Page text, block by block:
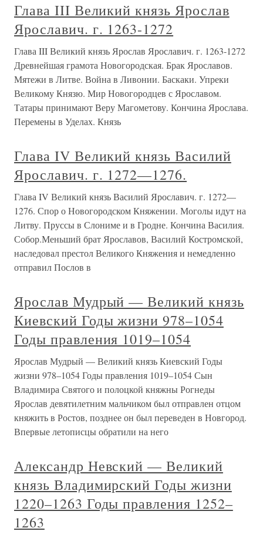
Глава III Великий князь Ярослав
Ярославич. г. 1263-1272
Глава III Великий князь Ярослав Ярославич. г. 1263-1272
Древнейшая грамота Новогородская. Брак Ярославов.
Мятежи в Литве. Война в Ливонии. Баскаки. Упреки
Великому Князю. Мир Новогородцев с Ярославом.
Татары принимают Веру Магометову. Кончина Ярослава.
Перемены в Уделах. Князь
Глава IV Великий князь Василий
Ярославич. г. 1272—1276.
Глава IV Великий князь Василий Ярославич. г. 1272—
1276. Спор о Новогородском Княжении. Моголы идут на
Литву. Пруссы в Слониме и в Гродне. Кончина Василия.
Собор.Меньший брат Ярославов, Василий Костромской,
наследовал престол Великого Княжения и немедленно
отправил Послов в
Ярослав Мудрый — Великий князь
Киевский Годы жизни 978–1054
Годы правления 1019–1054
Ярослав Мудрый — Великий князь Киевский Годы
жизни 978–1054 Годы правления 1019–1054 Сын
Владимира Святого и полоцкой княжны Рогнеды
Ярослав девятилетним мальчиком был отправлен отцом
княжить в Ростов, позднее он был переведен в Новгород.
Впервые летописцы обратили на него
Александр Невский — Великий
князь Владимирский Годы жизни
1220–1263 Годы правления 1252–
1263